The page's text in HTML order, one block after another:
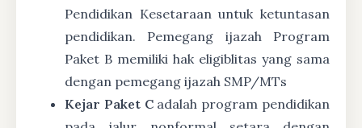
Pendidikan Kesetaraan untuk ketuntasan
pendidikan. Pemegang ijazah Program
Paket B memiliki hak eligiblitas yang sama
dengan pemegang ijazah SMP/MTs
Kejar Paket Cadalah program pendidikan